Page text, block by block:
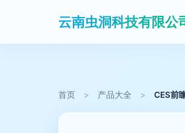
云南虫洞科技有限公
首页 > 产品大全 > CES前